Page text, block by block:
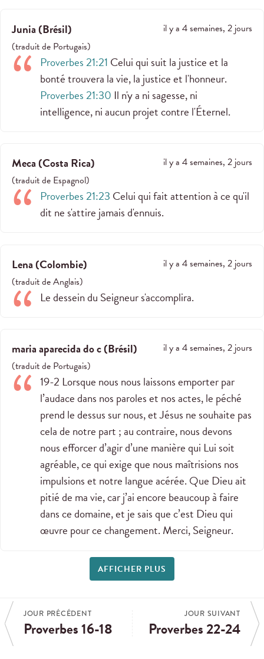
Junia(Brésil)
il y a 4 semaines, 2 jours
(traduit de Portugais)
Proverbes 21:21 Celui qui suit la justice et la
bonté trouvera la vie, la justice et l'honneur.
Proverbes 21:30 Il n'y a ni sagesse, ni
intelligence, ni aucun projet contre l'Éternel.
Meca(Costa Rica)
il y a 4 semaines, 2 jours
(traduit de Espagnol)
Proverbes 21:23 Celui qui fait attention à ce qu'il
dit ne s'attire jamais d'ennuis.
Lena(Colombie)
il y a 4 semaines, 2 jours
(traduit deAnglais)
Le dessein du Seigneur s'accomplira.
maria aparecida do c(Brésil)
il y a 4 semaines, 2 jours
(traduit de Portugais)
19-2 Lorsque nous nous laissons emporter par
l’audace dans nos paroles et nos actes, le péché
prend le dessus sur nous, et Jésus ne souhaite pas
cela de notre part ; au contraire, nous devons
nous efforcer d’agir d’une manière qui Lui soit
agréable, ce qui exige que nous maîtrisions nos
impulsions et notre langue acérée. Que Dieu ait
pitié de ma vie, car j’ai encore beaucoup à faire
dans ce domaine, et je sais que c’est Dieu qui
œuvre pour ce changement. Merci, Seigneur.
AFFICHER PLUS
JOUR PRÉCÉDENT
Proverbes 16-18
JOUR SUIVANT
Proverbes 22-24